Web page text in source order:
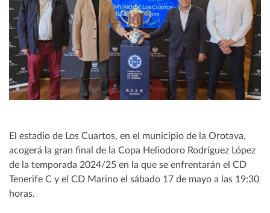
El estadio de Los Cuartos, en el municipio de la Orotava,
acogerá la gran final de la Copa Heliodoro Rodríguez López
de la temporada 2024/25 en la que se enfrentarán el CD
Tenerife C y el CD Marino el sábado 17 de mayo a las 19:30
horas.